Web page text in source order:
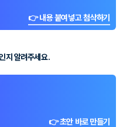
👉 내용 붙여넣고 첨삭하기
지 알려주세요.
👉 초안 바로 만들기